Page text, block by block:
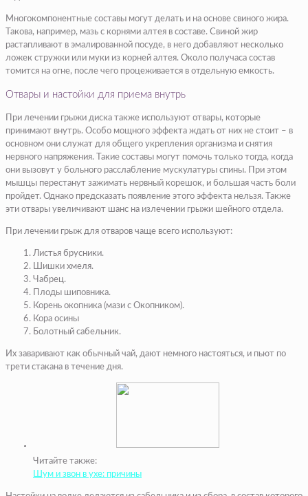
Многокомпонентные составы могут делать и на основе свиного жира.
Такова, например, мазь с корнями алтея в составе. Свиной жир
растапливают в эмалированной посуде, в него добавляют несколько
ложек стружки или муки из корней алтея. Около получаса состав
томится на огне, после чего процеживается в отдельную емкость.
Отвары и настойки для приема внутрь
При лечении грыжи диска также используют отвары, которые
принимают внутрь. Особо мощного эффекта ждать от них не стоит – в
основном они служат для общего укрепления организма и снятия
нервного напряжения. Такие составы могут помочь только тогда, когда
они вызовут у больного расслабление мускулатуры спины. При этом
мышцы перестанут зажимать нервный корешок, и большая часть боли
пройдет. Однако предсказать появление этого эффекта нельзя. Также
эти отвары увеличивают шанс на излечении грыжи шейного отдела.
При лечении грыж для отваров чаще всего используют:
Листья брусники.
Шишки хмеля.
Чабрец.
Плоды шиповника.
Корень окопника (мази с Окопником).
Кора осины
Болотный сабельник.
Их заваривают как обычный чай, дают немного настояться, и пьют по
трети стакана в течение дня.
Читайте также:
Шум и звон в ухе: причины